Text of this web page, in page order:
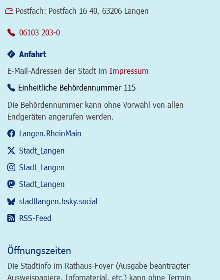
Postfach: Postfach 16 40, 63206 Langen
06103 203-0
Anfahrt
E-Mail-Adressen der Stadt im Impressum
Einheitliche Behördennummer 115
Die Behördennummer kann ohne Vorwahl von allen
Endgeräten angerufen werden.
Langen.RheinMain
Stadt_Langen
Stadt_Langen
Stadt_Langen
stadtlangen.bsky.social
RSS-Feed
Öffnungszeiten
Die Stadtinfo im Rathaus-Foyer (Ausgabe beantragter
Ausweispapiere, Infomaterial, etc.) kann ohne Termin